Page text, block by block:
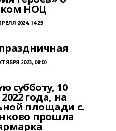
НОЦ
2024, 14:25
2023, 08:00
субботу, 10
года, на
площади с.
прошла